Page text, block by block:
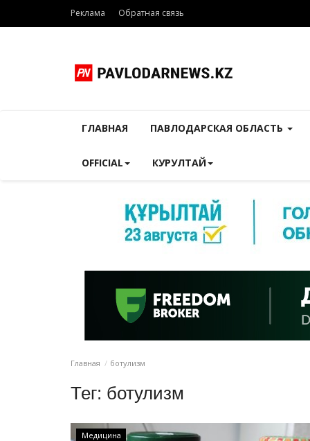
Реклама Обратная связь
ГЛАВНАЯ ПАВЛОДАРСКАЯ ОБЛАСТЬ
OFFICIAL КУРУЛТАЙ
Главная ботулизм
Тег: ботулизм
Медицина